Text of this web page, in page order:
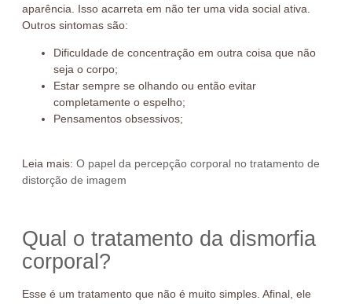
aparência. Isso acarreta em não ter uma vida social ativa.
Outros sintomas são:
Dificuldade de concentração em outra coisa que não
seja o corpo;
Estar sempre se olhando ou então evitar
completamente o espelho;
Pensamentos obsessivos;
Leia mais: O papel da percepção corporal no tratamento de
distorção de imagem
Qual o tratamento da dismorfia
corporal?
Esse é um tratamento que não é muito simples. Afinal, ele